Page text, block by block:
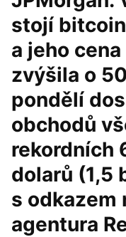
stojí
a jeho
zvýšila o
pondělí
obchodů
rekordních
dolarů (1,5
s odkazem
agentura